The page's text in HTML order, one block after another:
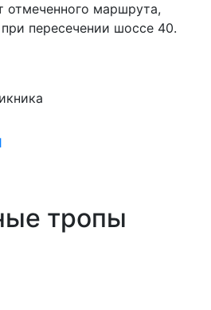
отмеченного маршрута,
пересечении шоссе 40.
тропы